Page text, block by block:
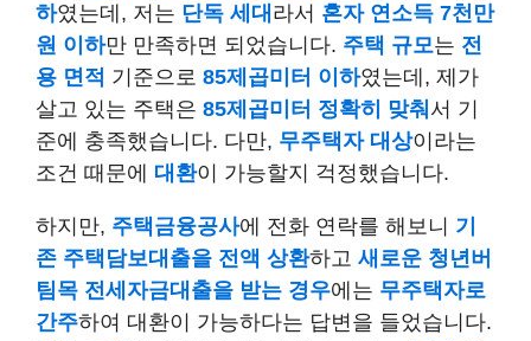
하였는데, 저는 단독 세대 라서 혼자 연소득 7천만
원 이하만 만족하면 되었습니다. 주택 규모는 전
용 면적 기준으로 85제곱미터 이하였는데, 제가
살고 있는 주택은 85제곱미터 정확히 맞춰 서 기
준에 충족했습니다. 다만, 무주택자 대상이라는
조건 때문에 대환이 가능할지 걱정했습니다.
하지만, 주택금융공사에 전화 연락를 해보니 기
존 주택담보대출을 전액 상환하고 새로운 청년버
팀목 전세자금대출을 받는 경우에는 무주택자로
간주하여 대환이 가능하다는 답변을 들었습니다.